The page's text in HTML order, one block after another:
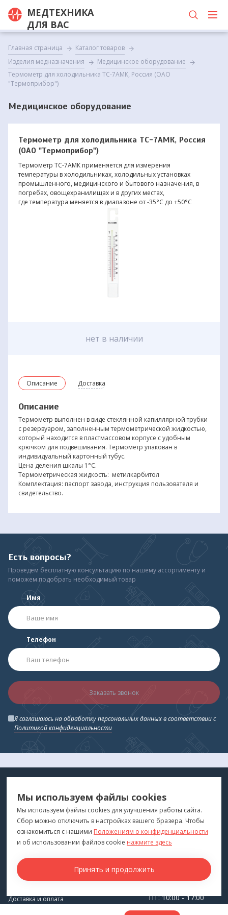
МЕДТЕХНИКА
ДЛЯ ВАС
Главная страница
Каталог товаров
Изделия медназначения
Медицинское оборудование
Термометр для холодильника ТС-7АМК, Россия (ОАО
"Термоприбор")
Медицинское оборудование
Термометр для холодильника ТС-7АМК, Россия
(ОАО "Термоприбор")
Термометр ТС-7АМК применяется для измерения
температуры в холодильниках, холодильных установках
промышленного, медицинского и бытового назначения, в
погребах, овощехранилищах и в других местах,
где температура меняется в диапазоне от -35°С до +50°С
Описание Доставка
Описание
Термометр выполнен в виде стеклянной капиллярной трубки
с резервуаром, заполненным термометрической жидкостью,
который находится в пластмассовом корпусе с удобным
крючком для подвешивания. Термометр упакован в
индивидуальный картонный тубус.
Цена деления шкалы 1°С.
Термометрическая жидкость: метилкарбитол
Комплектация: паспорт завода, инструкция пользователя и
свидетельство.
нет в наличии
Есть вопросы?
Проведем бесплатную консультацию по нашему ассортименту и
поможем подобрать необходимый товар
Имя
Телефон
Заказать звонок
Я соглашаюсь на обработку персональных данных в соответствии с
Политикой конфиденциальности
ДЛЯ ВАС
"Медтехника для Вас"©2026
ПОКУПАТЕЛЯМ
Каталог
Бренды
Для оптовиков
Доставка и оплата
КОНТАКТЫ
г. Владивосток
ПТ: 10:00 - 17:00
СБ-ВС: Выходной
Мы используем файлы cookies
Мы используем файлы cookies для улучшения работы сайта.
Сбор можно отключить в настройках вашего бразера. Чтобы
ознакомиться с нашими Положениям о конфиденциальности
и об использовании файлов cookie нажмите здесь
Принять и продолжить